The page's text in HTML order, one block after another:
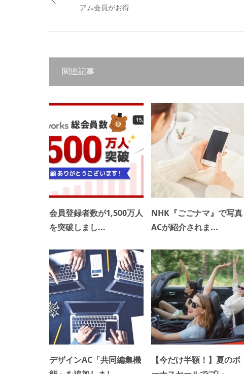
アム会員がお得
関連記事
会員登録者数が1,500万人
を突破しまし...
NHK『ごごナマ』で写真
ACが紹介されま...
デザインAC「共同編集機
【今だけ半額！】夏のボ